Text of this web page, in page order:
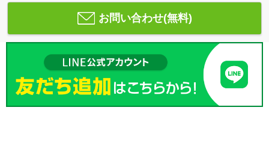
お問い合わせ(無料)